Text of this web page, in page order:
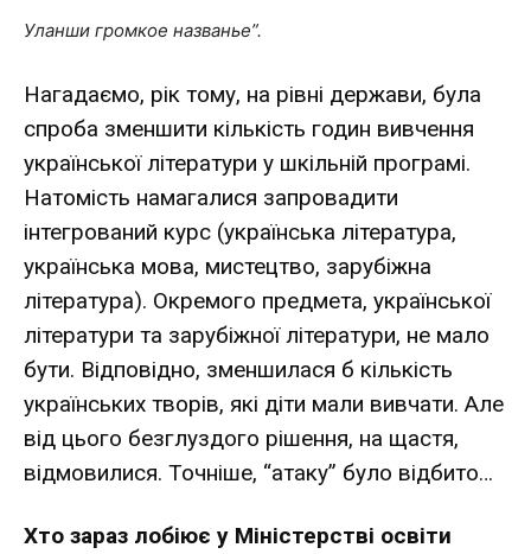
Уланши громкое названье”.
Нагадаємо, рік тому, на рівні держави, була
спро­ба зменшити кількість годин вивчення
української лі­тератури у шкільній програмі.
Натомість намагалися запровадити
інтегрований курс (українська літерату­ра,
українська мова, мистецтво, зарубіжна
література). Окремого предмета, української
літератури та зарубіж­ної літератури, не мало
бути. Відповідно, зменшилася б кількість
українських творів, які діти мали вивчати. Але
від цього безглуздого рішення, на щастя,
відмови­лися. Точніше, “атаку” було відбито…
Хто зараз лобіює у Міністерстві освіти